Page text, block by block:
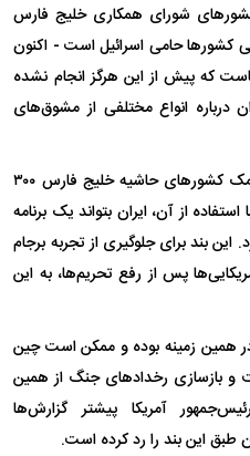
شورای همکاری خلیج فارس
کشورها حامی اسرائیل است - اکنون
که پیش از این هرگز انجام نشده
درباره انواع مختلفی از مشوق‌های
طبق بند ۶ تفاهم‌نامه، آمریکا باید با کمک کشورهای حاشیه خلیج فارس ۳۰۰
استفاده از آن، ایران بتواند یک برنامه
بند برای جلوگیری از تجربه برجام
پس از رفع تحریم‌ها، به این
در همین زمینه بوده و ممکن است چین
و بازسازی رخدادهای جنگ از همین
آمریکا پیشتر گزارش‌ها
این بند را رد کرده است.